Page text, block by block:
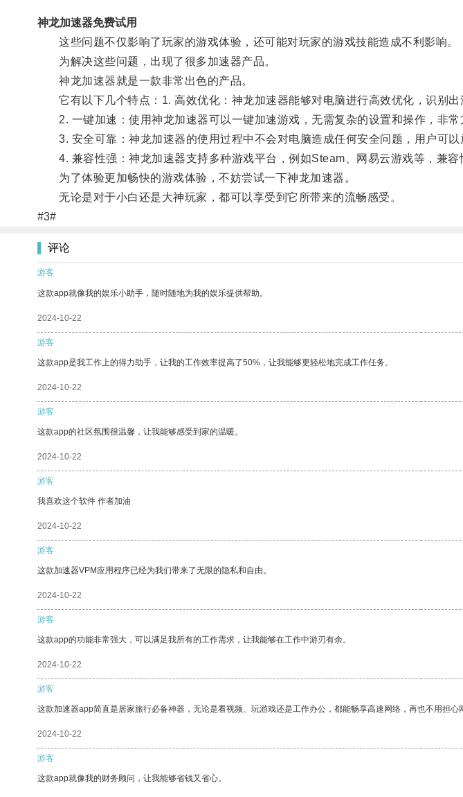
神龙加速器免费试用
这些问题不仅影响了玩家的游戏体验，还可能对玩家的游戏技能造成不利影响。
为解决这些问题，出现了很多加速器产品。
神龙加速器就是一款非常出色的产品。
它有以下几个特点：1. 高效优化：神龙加速器能够对电脑进行高效优化，识别出
2. 一键加速：使用神龙加速器可以一键加速游戏，无需复杂的设置和操作，非常
3. 安全可靠：神龙加速器的使用过程中不会对电脑造成任何安全问题，用户可以
4. 兼容性强：神龙加速器支持多种游戏平台，例如Steam、网易云游戏等，兼容
为了体验更加畅快的游戏体验，不妨尝试一下神龙加速器。
无论是对于小白还是大神玩家，都可以享受到它所带来的流畅感受。
#3#
评论
游客
这款app就像我的娱乐小助手，随时随地为我的娱乐提供帮助。
2024-10-22
游客
这款app是我工作上的得力助手，让我的工作效率提高了50%，让我能够更轻松地完成工作任务。
2024-10-22
游客
这款app的社区氛围很温馨，让我能够感受到家的温暖。
2024-10-22
游客
我喜欢这个软件 作者加油
2024-10-22
游客
这款加速器VPM应用程序已经为我们带来了无限的隐私和自由。
2024-10-22
游客
这款app的功能非常强大，可以满足我所有的工作需求，让我能够在工作中游刃有余。
2024-10-22
游客
这款加速器app简直是居家旅行必备神器，无论是看视频、玩游戏还是工作办公，都能畅享高速网络，再也不用担
2024-10-22
游客
这款app就像我的财务顾问，让我能够省钱又省心。